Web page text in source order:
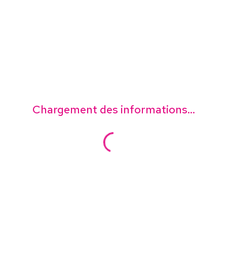
Chargement des informations...